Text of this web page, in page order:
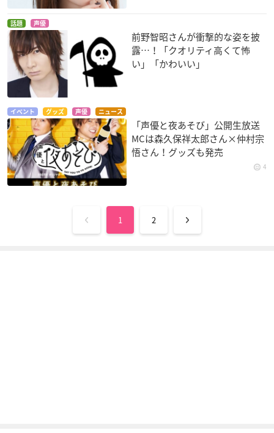
話題 声優
前野智昭さんが衝撃的な姿を披
露…！「クオリティ高くて怖
い」「かわいい」
イベント グッズ 声優 ニュース
「声優と夜あそび」公開生放送
MCは森久保祥太郎さん×仲村宗
悟さん！グッズも発売
4
1 2